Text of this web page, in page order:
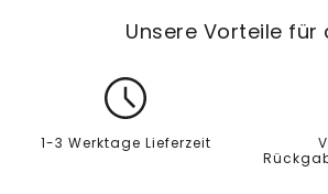
Unsere Vorteile für
1-3 Werktage Lieferzeit